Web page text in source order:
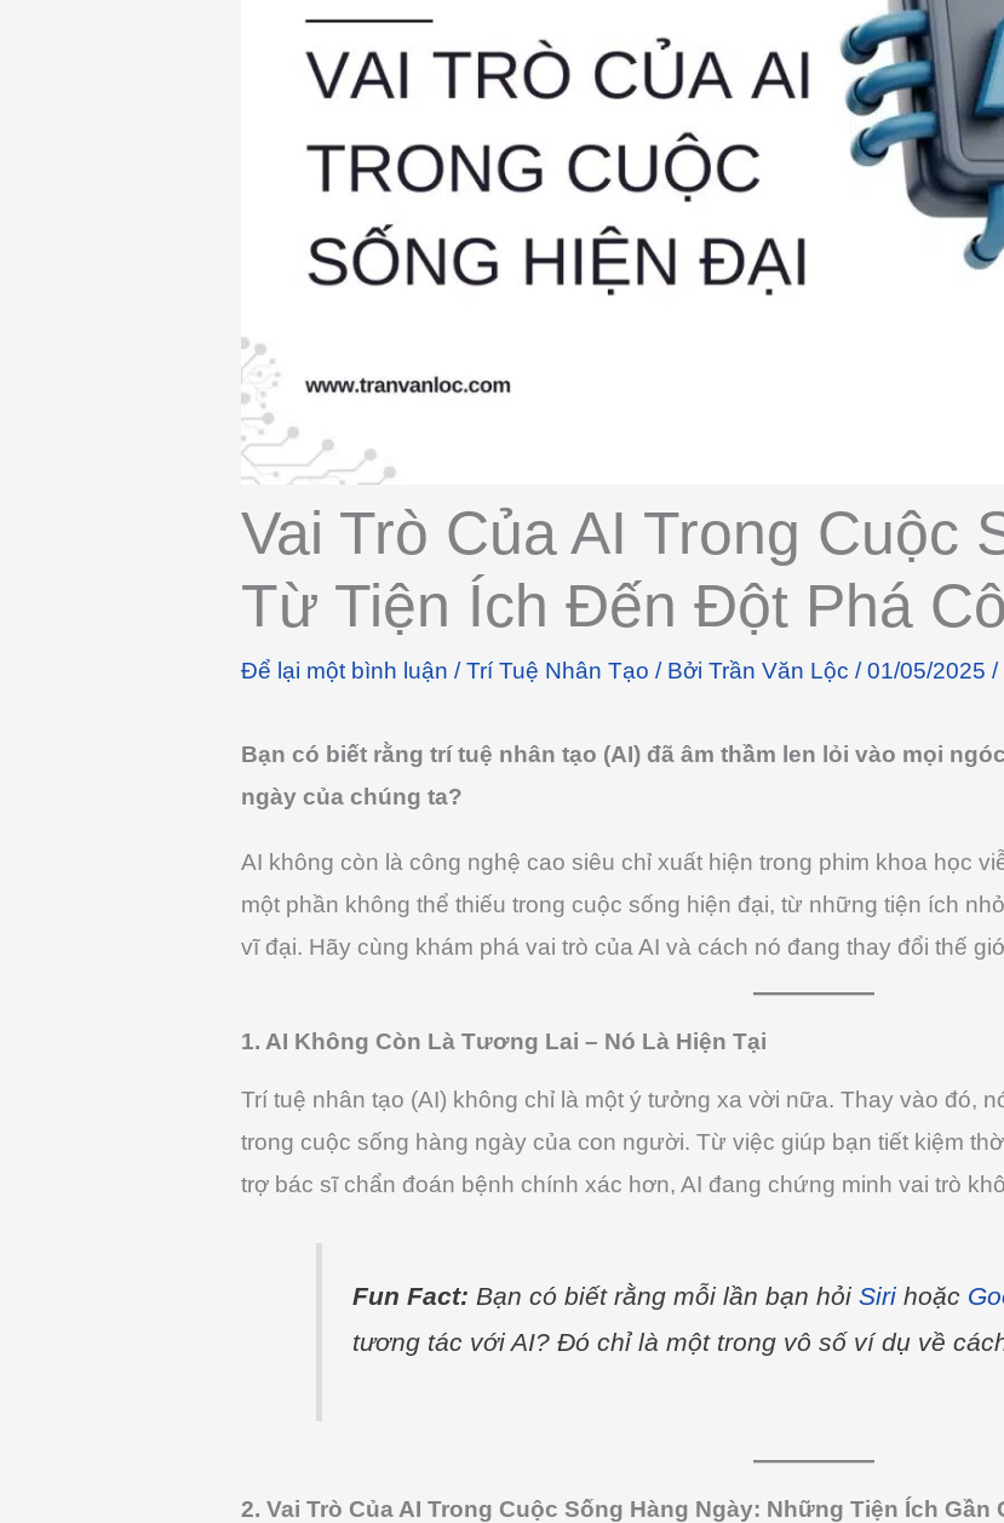
Vai Trò Của AI Trong Cuộc
Từ Tiện Ích Đến Đột Phá
Để lại một bình luận /Trí Tuệ Nhân Tạo / Bởi Trần Văn Lộc /01/05/2025 /
Bạn có biết rằng trí tuệ nhân tạo (AI) đã âm thầm len lỏi vào mọi
ngày của chúng ta?
AI không còn là công nghệ cao siêu chỉ xuất hiện trong phim khoa học
một phần không thể thiếu trong cuộc sống hiện đại, từ những tiện ích
vĩ đại. Hãy cùng khám phá vai trò của AI và cách nó đang thay đổi thế
1. AI Không Còn Là Tương Lai – Nó Là Hiện Tại
Trí tuệ nhân tạo (AI) không chỉ là một ý tưởng xa vời nữa. Thay vào đó,
trong cuộc sống hàng ngày của con người. Từ việc giúp bạn tiết kiệm
trợ bác sĩ chẩn đoán bệnh chính xác hơn, AI đang chứng minh vai trò
Fun Fact: Bạn có biết rằng mỗi lần bạn hỏiSiri hoặc
tương tác với AI? Đó chỉ là một trong vô số ví dụ về
2. Vai Trò Của AI Trong Cuộc Sống Hàng Ngày: Những Tiện Ích Gần